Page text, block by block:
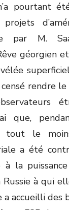
pourtant
par M.
géorgien
rendre
que,
à tout le
a été
la
à qui
a accueilli des